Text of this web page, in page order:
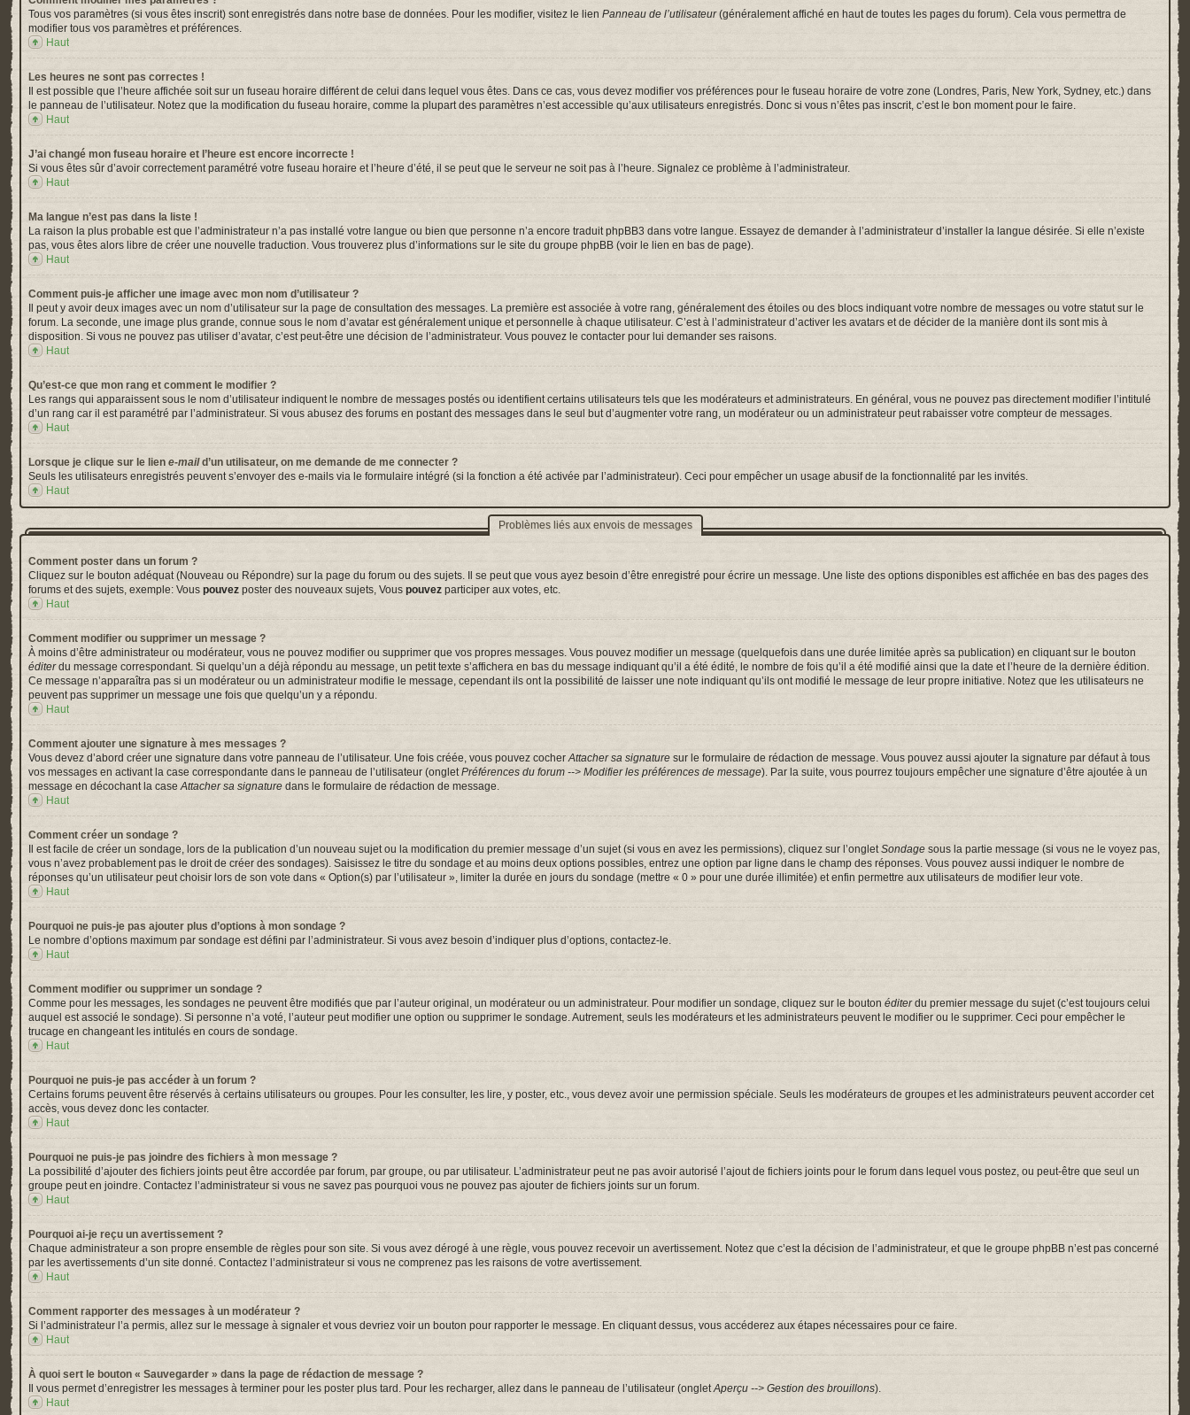
Tous vos paramètres (si vous êtes inscrit) sont enregistrés dans notre base de données. Pour les modifier, visitez le lien Panneau de l’utilisateur(généralement affiché en haut de toutes les pages du forum). Cela vous permettra de
modifier tous vos paramètres et préférences.
Haut
Les heures ne sont pas correctes !
Il est possible que l’heure affichée soit sur un fuseau horaire différent de celui dans lequel vous êtes. Dans ce cas, vous devez modifier vos préférences pour le fuseau horaire de votre zone (Londres, Paris, New York, Sydney, etc.) dans
le panneau de l’utilisateur. Notez que la modification du fuseau horaire, comme la plupart des paramètres n’est accessible qu’aux utilisateurs enregistrés. Donc si vous n’êtes pas inscrit, c’est le bon moment pour le faire.
Haut
J’ai changé mon fuseau horaire et l’heure est encore incorrecte !
Si vous êtes sûr d’avoir correctement paramétré votre fuseau horaire et l’heure d’été, il se peut que le serveur ne soit pas à l’heure. Signalez ce problème à l’administrateur.
Haut
Ma langue n’est pas dans la liste !
La raison la plus probable est que l’administrateur n’a pas installé votre langue ou bien que personne n’a encore traduit phpBB3 dans votre langue. Essayez de demander à l’administrateur d’installer la langue désirée. Si elle n’existe
pas, vous êtes alors libre de créer une nouvelle traduction. Vous trouverez plus d’informations sur le site du groupe phpBB (voir le lien en bas de page).
Haut
Comment puis-je afficher une image avec mon nom d’utilisateur ?
Il peut y avoir deux images avec un nom d’utilisateur sur la page de consultation des messages. La première est associée à votre rang, généralement des étoiles ou des blocs indiquant votre nombre de messages ou votre statut sur le
forum. La seconde, une image plus grande, connue sous le nom d’avatar est généralement unique et personnelle à chaque utilisateur. C’est à l’administrateur d’activer les avatars et de décider de la manière dont ils sont mis à
disposition. Si vous ne pouvez pas utiliser d’avatar, c’est peut-être une décision de l’administrateur. Vous pouvez le contacter pour lui demander ses raisons.
Haut
Qu’est-ce que mon rang et comment le modifier ?
Les rangs qui apparaissent sous le nom d’utilisateur indiquent le nombre de messages postés ou identifient certains utilisateurs tels que les modérateurs et administrateurs. En général, vous ne pouvez pas directement modifier l’intitulé
d’un rang car il est paramétré par l’administrateur. Si vous abusez des forums en postant des messages dans le seul but d’augmenter votre rang, un modérateur ou un administrateur peut rabaisser votre compteur de messages.
Haut
Lorsque je clique sur le lien e-maild’un utilisateur, on me demande de me connecter ?
Seuls les utilisateurs enregistrés peuvent s’envoyer des e-mails via le formulaire intégré (si la fonction a été activée par l’administrateur). Ceci pour empêcher un usage abusif de la fonctionnalité par les invités.
Haut
Problèmes liés aux envois de messages
Comment poster dans un forum ?
Cliquez sur le bouton adéquat (Nouveau ou Répondre) sur la page du forum ou des sujets. Il se peut que vous ayez besoin d’être enregistré pour écrire un message. Une liste des options disponibles est affichée en bas des pages des
forums et des sujets, exemple: Vous pouvez poster des nouveaux sujets, Vous pouvez participer aux votes, etc.
Haut
Comment modifier ou supprimer un message ?
À moins d’être administrateur ou modérateur, vous ne pouvez modifier ou supprimer que vos propres messages. Vous pouvez modifier un message (quelquefois dans une durée limitée après sa publication) en cliquant sur le bouton
éditerdu message correspondant. Si quelqu’un a déjà répondu au message, un petit texte s’affichera en bas du message indiquant qu’il a été édité, le nombre de fois qu’il a été modifié ainsi que la date et l’heure de la dernière édition.
Ce message n’apparaîtra pas si un modérateur ou un administrateur modifie le message, cependant ils ont la possibilité de laisser une note indiquant qu’ils ont modifié le message de leur propre initiative. Notez que les utilisateurs ne
peuvent pas supprimer un message une fois que quelqu’un y a répondu.
Haut
Comment ajouter une signature à mes messages ?
Vous devez d’abord créer une signature dans votre panneau de l’utilisateur. Une fois créée, vous pouvez cocherAttacher sa signature sur le formulaire de rédaction de message. Vous pouvez aussi ajouter la signature par défaut à tous
vos messages en activant la case correspondante dans le panneau de l’utilisateur (ongletPréférences du forum --> Modifier les préférences de message). Par la suite, vous pourrez toujours empêcher une signature d’être ajoutée à un
message en décochant la caseAttacher sa signature dans le formulaire de rédaction de message.
Haut
Comment créer un sondage ?
Il est facile de créer un sondage, lors de la publication d’un nouveau sujet ou la modification du premier message d’un sujet (si vous en avez les permissions), cliquez sur l’ongletSondage sous la partie message (si vous ne le voyez pas,
vous n’avez probablement pas le droit de créer des sondages). Saisissez le titre du sondage et au moins deux options possibles, entrez une option par ligne dans le champ des réponses. Vous pouvez aussi indiquer le nombre de
réponses qu’un utilisateur peut choisir lors de son vote dans « Option(s) par l’utilisateur », limiter la durée en jours du sondage (mettre « 0 » pour une durée illimitée) et enfin permettre aux utilisateurs de modifier leur vote.
Haut
Pourquoi ne puis-je pas ajouter plus d’options à mon sondage ?
Le nombre d’options maximum par sondage est défini par l’administrateur. Si vous avez besoin d’indiquer plus d’options, contactez-le.
Haut
Comment modifier ou supprimer un sondage ?
Comme pour les messages, les sondages ne peuvent être modifiés que par l’auteur original, un modérateur ou un administrateur. Pour modifier un sondage, cliquez sur le bouton éditerdu premier message du sujet (c’est toujours celui
auquel est associé le sondage). Si personne n’a voté, l’auteur peut modifier une option ou supprimer le sondage. Autrement, seuls les modérateurs et les administrateurs peuvent le modifier ou le supprimer. Ceci pour empêcher le
trucage en changeant les intitulés en cours de sondage.
Haut
Pourquoi ne puis-je pas accéder à un forum ?
Certains forums peuvent être réservés à certains utilisateurs ou groupes. Pour les consulter, les lire, y poster, etc., vous devez avoir une permission spéciale. Seuls les modérateurs de groupes et les administrateurs peuvent accorder cet
accès, vous devez donc les contacter.
Haut
Pourquoi ne puis-je pas joindre des fichiers à mon message ?
La possibilité d’ajouter des fichiers joints peut être accordée par forum, par groupe, ou par utilisateur. L’administrateur peut ne pas avoir autorisé l’ajout de fichiers joints pour le forum dans lequel vous postez, ou peut-être que seul un
groupe peut en joindre. Contactez l’administrateur si vous ne savez pas pourquoi vous ne pouvez pas ajouter de fichiers joints sur un forum.
Haut
Pourquoi ai-je reçu un avertissement ?
Chaque administrateur a son propre ensemble de règles pour son site. Si vous avez dérogé à une règle, vous pouvez recevoir un avertissement. Notez que c’est la décision de l’administrateur, et que le groupe phpBB n’est pas concerné
par les avertissements d’un site donné. Contactez l’administrateur si vous ne comprenez pas les raisons de votre avertissement.
Haut
Comment rapporter des messages à un modérateur ?
Si l’administrateur l’a permis, allez sur le message à signaler et vous devriez voir un bouton pour rapporter le message. En cliquant dessus, vous accéderez aux étapes nécessaires pour ce faire.
Haut
À quoi sert le bouton « Sauvegarder » dans la page de rédaction de message ?
Il vous permet d’enregistrer les messages à terminer pour les poster plus tard. Pour les recharger, allez dans le panneau de l’utilisateur (ongletAperçu --> Gestion des brouillons).
Haut